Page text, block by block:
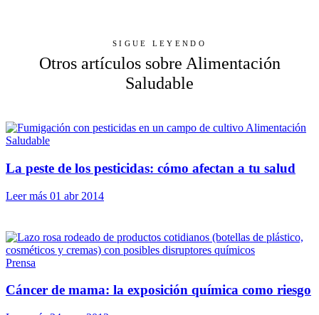
SIGUE LEYENDO
Otros artículos sobre Alimentación
Saludable
Alimentación
Saludable
La peste de los pesticidas: cómo afectan a tu salud
Leer más 01 abr 2014
Prensa
Cáncer de mama: la exposición química como riesgo